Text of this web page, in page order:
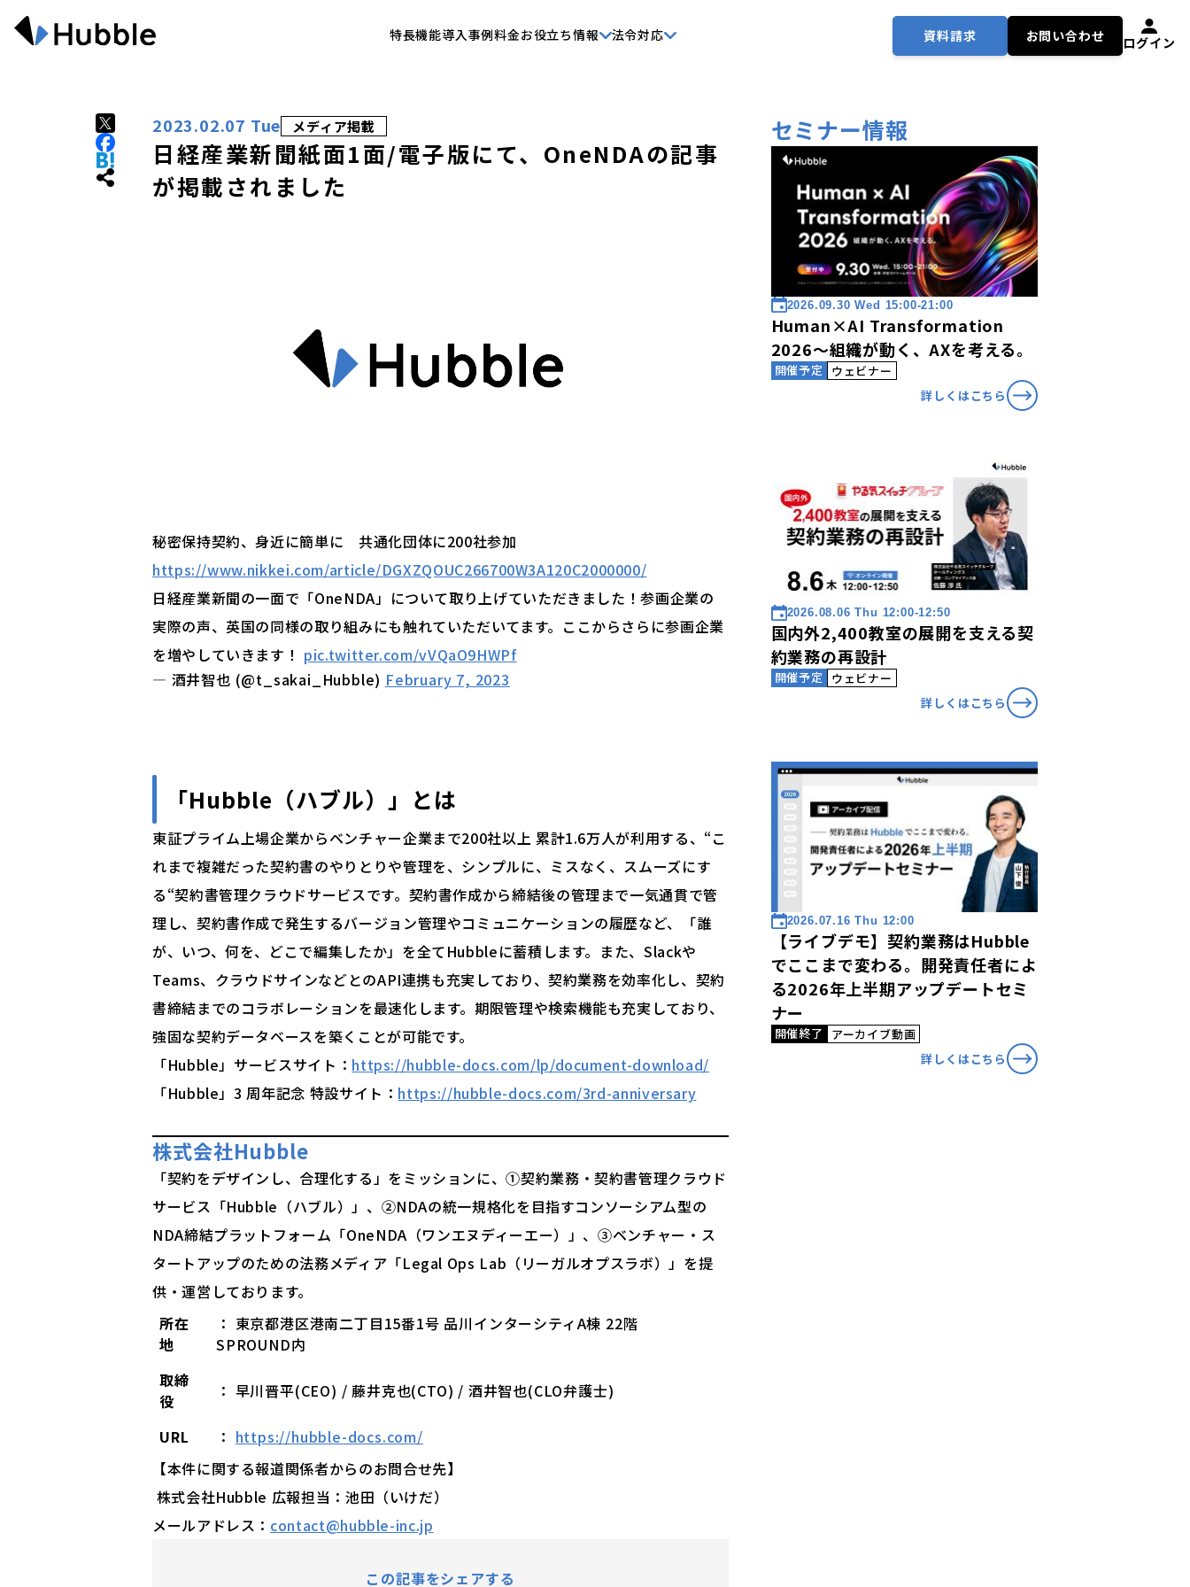
特長機能導入事例料金お役立ち情報 法令対応 資料請求 お問い合わせ ログイン
2023.02.07 Tue メディア掲載
日経産業新聞紙面1面/電子版にて、OneNDAの記事
が掲載されました
秘密保持契約、身近に簡単に 共通化団体に200社参加
https://www.nikkei.com/article/DGXZQOUC266700W3A120C2000000/
日経産業新聞の一面で「OneNDA」について取り上げていただきました！参画企業の
実際の声、英国の同様の取り組みにも触れていただいてます。ここからさらに参画企業
を増やしていきます！ pic.twitter.com/vVQaO9HWPf
— 酒井智也 (@t_sakai_Hubble) February 7, 2023
「Hubble（ハブル）」 とは
東証プライム上場企業からベンチャー企業まで200社以上 累計1.6万人が利用する、“こ
れまで複雑だった契約書のやりとりや管理を、シンプルに、ミスなく、スムーズにす
る“契約書管理クラウドサービスです。契約書作成から締結後の管理まで一気通貫で管
理し、契約書作成で発生するバージョン管理やコミュニケーションの履歴など、「誰
が、いつ、何を、どこで編集したか」を全てHubbleに蓄積します。また、Slackや
Teams、クラウドサインなどとのAPI連携も充実しており、契約業務を効率化し、契約
書締結までのコラボレーションを最速化します。期限管理や検索機能も充実しており、
強固な契約データベースを築くことが可能です。
「Hubble」サービスサイト： https://hubble-docs.com/lp/document-download/
「Hubble」3 周年記念 特設サイト： https://hubble-docs.com/3rd-anniversary
株式会社Hubble
「契約をデザインし、合理化する」をミッションに、①契約業務・契約書管理クラウド
サービス「Hubble（ハブル）」、②NDAの統一規格化を目指すコンソーシアム型の
NDA締結プラットフォーム「OneNDA（ワンエヌディーエー）」、③ベンチャー・ス
タートアップのための法務メディア「Legal Ops Lab（リーガルオプスラボ）」を提
供・運営しております。
所在
地
： 東京都港区港南二丁目15番1号 品川インターシティA棟 22階
SPROUND内
取締
役
： 早川晋平(CEO) / 藤井克也(CTO) / 酒井智也(CLO弁護士)
URL ： https://hubble-docs.com/
【本件に関する報道関係者からのお問合せ先】
株式会社Hubble 広報担当：池田（いけだ）
メールアドレス： contact@hubble-inc.jp
この記事をシェアする
セミナー情報
2026.09.30 Wed 15:00-21:00
Human×AI Transformation
2026〜組織が動く、AXを考える。
開催予定
ウェビナー
詳しくはこちら
2026.08.06 Thu 12:00-12:50
国内外2,400教室の展開を支える契
約業務の再設計
開催予定
ウェビナー
詳しくはこちら
2026.07.16 Thu 12:00
【ライブデモ】契約業務はHubble
でここまで変わる。開発責任者によ
る2026年上半期アップデートセミ
ナー
開催終了
アーカイブ動画
詳しくはこちら